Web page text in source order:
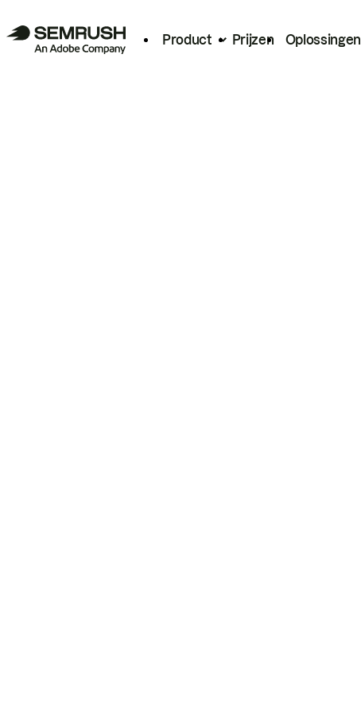
Product Prijzen Oplossingen